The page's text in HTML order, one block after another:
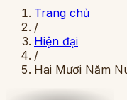
Trang chủ
/
Hiện đại
/
Hai Mươi Năm